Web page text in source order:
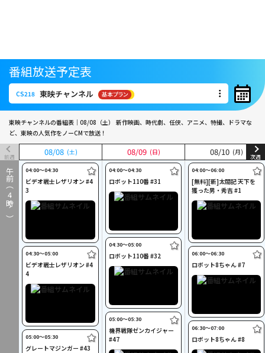
番組放送予定表
CS218 東映チャンネル
CS218 東映チャンネル
東映チャンネルの番組表｜08/08（土）
新作映画、時代劇、任侠、アニメ、特撮、ドラマな
ど、東映の人気作をノーCMで放送！
08/08 (土) 08/09 (日) 08/10 (月)
前週 次週
午前（
4
時～）
08/08 (土) 08/09 (日) 08/10 (月)
04:00〜04:30
ビデオ戦士レザリオン #4
3
04:30〜05:00
ビデオ戦士レザリオン #4
4
05:00〜05:30
グレートマジンガー #43
04:00〜04:30
ロボット110番 #31
04:30〜05:00
ロボット110番 #32
05:00〜05:30
機界戦隊ゼンカイジャー
#47
04:00〜06:00
[無料][新]太閤記 天下を
獲った男・秀吉 #1
06:00〜06:30
ロボット8ちゃん #7
06:30〜07:00
ロボット8ちゃん #8